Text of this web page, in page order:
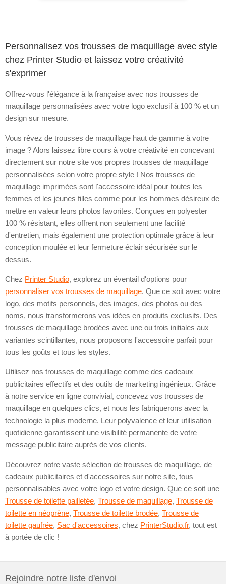
Personnalisez vos trousses de maquillage avec style
chez Printer Studio et laissez votre créativité
s'exprimer
Offrez-vous l'élégance à la française avec nos trousses de
maquillage personnalisées avec votre logo exclusif à 100 % et un
design sur mesure.
Vous rêvez de trousses de maquillage haut de gamme à votre
image ? Alors laissez libre cours à votre créativité en concevant
directement sur notre site vos propres trousses de maquillage
personnalisées selon votre propre style ! Nos trousses de
maquillage imprimées sont l'accessoire idéal pour toutes les
femmes et les jeunes filles comme pour les hommes désireux de
mettre en valeur leurs photos favorites. Conçues en polyester
100 % résistant, elles offrent non seulement une facilité
d'entretien, mais également une protection optimale grâce à leur
conception moulée et leur fermeture éclair sécurisée sur le
dessus.
Chez Printer Studio, explorez un éventail d'options pour
personnaliser vos trousses de maquillage. Que ce soit avec votre
logo, des motifs personnels, des images, des photos ou des
noms, nous transformerons vos idées en produits exclusifs. Des
trousses de maquillage brodées avec une ou trois initiales aux
variantes scintillantes, nous proposons l'accessoire parfait pour
tous les goûts et tous les styles.
Utilisez nos trousses de maquillage comme des cadeaux
publicitaires effectifs et des outils de marketing ingénieux. Grâce
à notre service en ligne convivial, concevez vos trousses de
maquillage en quelques clics, et nous les fabriquerons avec la
technologie la plus moderne. Leur polyvalence et leur utilisation
quotidienne garantissent une visibilité permanente de votre
message publicitaire auprès de vos clients.
Découvrez notre vaste sélection de trousses de maquillage, de
cadeaux publicitaires et d'accessoires sur notre site, tous
personnalisables avec votre logo et votre design. Que ce soit une
Trousse de toilette pailletée, Trousse de maquillage, Trousse de
toilette en néoprène, Trousse de toilette brodée, Trousse de
toilette gaufrée, Sac d'accessoires, chez PrinterStudio.fr, tout est
à portée de clic !
Rejoindre notre liste d'envoi